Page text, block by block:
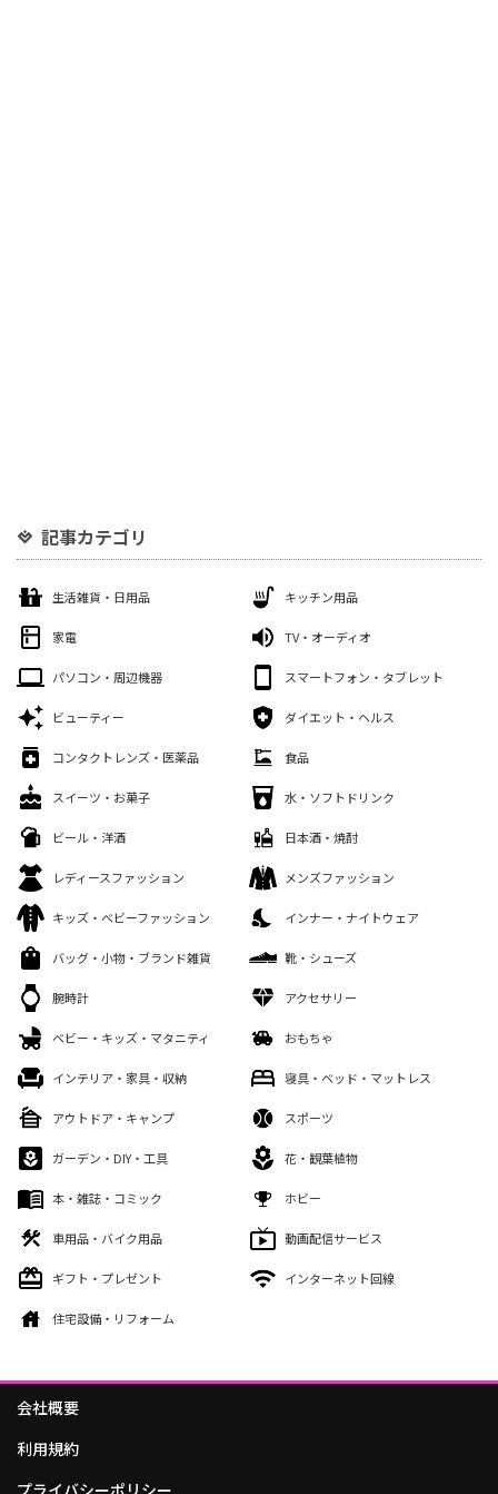
記事カテゴリ
生活雑貨・日用品 キッチン用品
家電 TV・オーディオ
パソコン・周辺機器 スマートフォン・タブレット
ビューティー ダイエット・ヘルス
コンタクトレンズ・医薬品 食品
スイーツ・お菓子 水・ソフトドリンク
ビール・洋酒 日本酒・焼酎
レディースファッション メンズファッション
キッズ・ベビーファッション インナー・ナイトウェア
バッグ・小物・ブランド雑貨 靴・シューズ
腕時計 アクセサリー
ベビー・キッズ・マタニティ おもちゃ
インテリア・家具・収納 寝具・ベッド・マットレス
アウトドア・キャンプ スポーツ
ガーデン・DIY・工具 花・観葉植物
本・雑誌・コミック ホビー
車用品・バイク用品 動画配信サービス
ギフト・プレゼント インターネット回線
住宅設備・リフォーム
会社概要
利用規約